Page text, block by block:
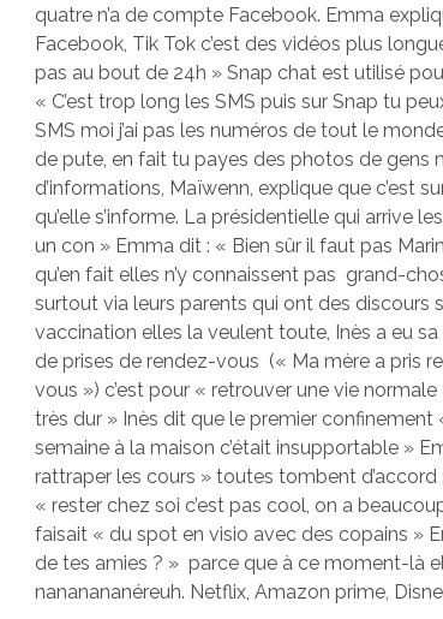
quatre n’a de compte Facebook. Emma
Facebook, Tik Tok c’est des vidéos plus
pas au bout de 24h » Snap chat est utilisé
« C’est trop long les SMS puis sur Snap tu
SMS moi j’ai pas les numéros de tout le
de pute, en fait tu payes des photos de gens
d’informations, Maïwenn, explique que c’est
qu’elle s’informe. La présidentielle qui arrive
un con » Emma dit : « Bien sûr il faut pas
qu’en fait elles n’y connaissent pas grand-
surtout via leurs parents qui ont des discours
vaccination elles la veulent toute, Inès a eu
de prises de rendez-vous (« Ma mère a pris
vous ») c’est pour « retrouver une vie
très dur » Inès dit que le premier confinement
semaine à la maison c’était insupportable »
rattraper les cours » toutes tombent
« rester chez soi c’est pas cool, on a
faisait « du spot en visio avec des copains »
de tes amies ? » parce que à ce moment-là
nananananéreuh. Netflix, Amazon prime,